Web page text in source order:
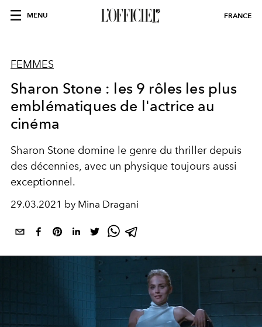
MENU FRANCE
FEMMES
Sharon Stone : les 9 rôles les plus
emblématiques de l'actrice au
cinéma
Sharon Stone domine le genre du thriller depuis
des décennies, avec un physique toujours aussi
exceptionnel.
29.03.2021 by Mina Dragani